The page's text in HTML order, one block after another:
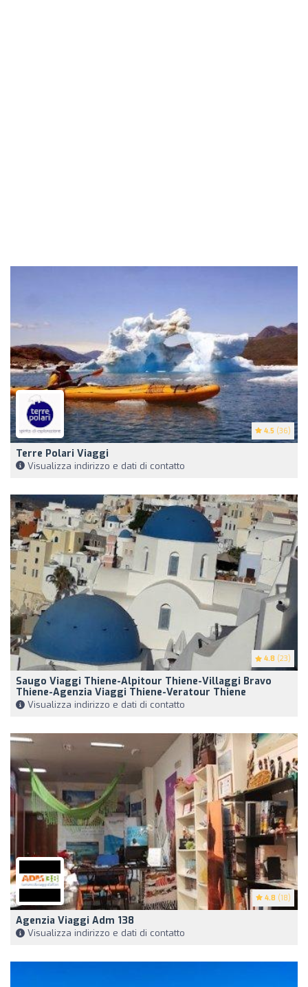
4.5 (36)
Terre Polari Viaggi
Visualizza indirizzo e dati di contatto
4.8 (23)
Saugo Viaggi Thiene-Alpitour Thiene-Villaggi Bravo
Thiene-Agenzia Viaggi Thiene-Veratour Thiene
Visualizza indirizzo e dati di contatto
4.8 (18)
Agenzia Viaggi Adm 138
Visualizza indirizzo e dati di contatto